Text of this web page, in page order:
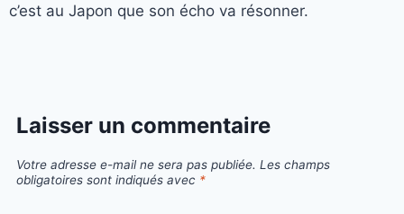
c’est au Japon que son écho va résonner.
Laisser un commentaire
Votre adresse e-mail ne sera pas publiée. Les champs
obligatoires sont indiqués avec *